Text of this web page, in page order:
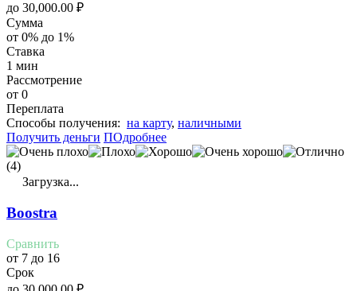
до 30,000.00 ₽
Сумма
от 0% до 1%
Ставка
1 мин
Рассмотрение
от 0
Переплата
Cпособы получения: на карту, наличными
Получить деньги ПОдробнее
(4)
Загрузка...
Boostra
Сравнить
от 7 до 16
Срок